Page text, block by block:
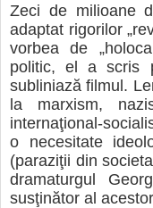
Zeci de milioane
adaptat rigorilor
vorbea de
politic, el a scris
subliniază filmul.
la marxism,
internaţional-
o necesitate
(paraziţii din
dramaturgul
susţinător al